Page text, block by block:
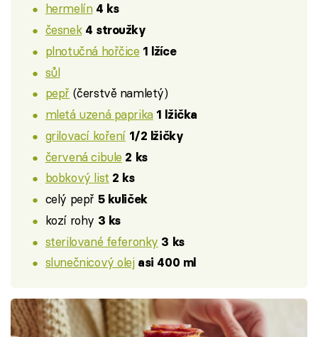
hermelín 4 ks
česnek 4 stroužky
plnotučná hořčice 1 lžíce
sůl
pepř (čerstvě namletý)
mletá uzená paprika 1 lžička
grilovací koření 1/2 lžičky
červená cibule 2 ks
bobkový list 2 ks
celý pepř 5 kuliček
kozí rohy 3 ks
sterilované feferonky 3 ks
slunečnicový olej asi 400 ml